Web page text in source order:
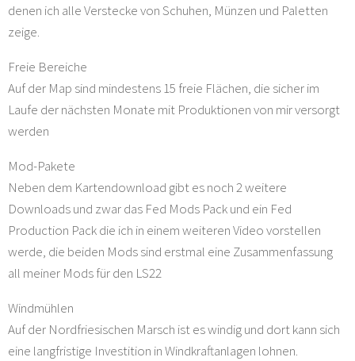
denen ich alle Verstecke von Schuhen, Münzen und Paletten
zeige.
Freie Bereiche
Auf der Map sind mindestens 15 freie Flächen, die sicher im
Laufe der nächsten Monate mit Produktionen von mir versorgt
werden
Mod-Pakete
Neben dem Kartendownload gibt es noch 2 weitere
Downloads und zwar das Fed Mods Pack und ein Fed
Production Pack die ich in einem weiteren Video vorstellen
werde, die beiden Mods sind erstmal eine Zusammenfassung
all meiner Mods für den LS22
Windmühlen
Auf der Nordfriesischen Marsch ist es windig und dort kann sich
eine langfristige Investition in Windkraftanlagen lohnen.